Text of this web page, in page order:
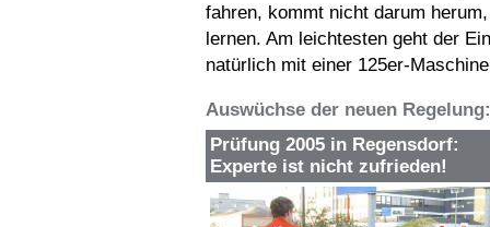
fahren, kommt nicht darum
lernen. Am leichtesten geht der
natürlich mit einer 125er-
Auswüchse der neuen
Prüfung 2005 in Regensdorf:
Experte ist nicht zufrieden!